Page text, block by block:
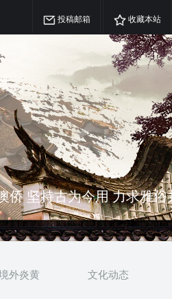
投稿邮箱 收藏本站
神 介绍民族瑰宝 宣传中华
侨 坚持古为今用 力求雅俗
外炎黄 文化动态